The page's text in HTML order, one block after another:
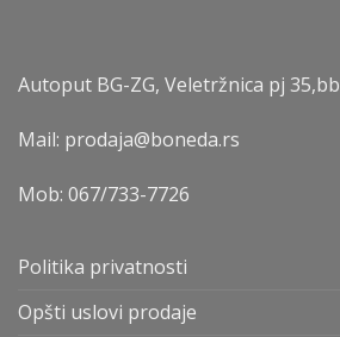
Autoput BG-ZG, Veletržnica pj 35,bb
Mail: prodaja@boneda.rs
Mob: 067/733-7726
Politika privatnosti
Opšti uslovi prodaje